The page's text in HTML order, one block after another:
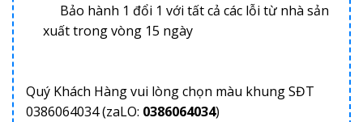
Bảo hành 1 đổi 1 với tất cả các lỗi từ nhà sản
xuất trong vòng 15 ngày
Quý Khách Hàng vui lòng chọn màu khung SĐT
0386064034 (zaLO: 0386064034)